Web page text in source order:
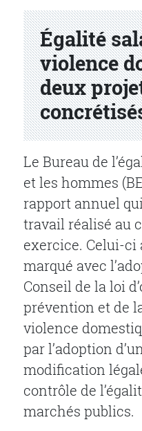
Égalité
violence
deux
Le Bureau de
et les hommes
rapport annuel
travail réalisé au
exercice. Celui-ci
marqué avec
Conseil de la loi
prévention et de
violence
par l’adoption
modification
contrôle de
marchés publics.